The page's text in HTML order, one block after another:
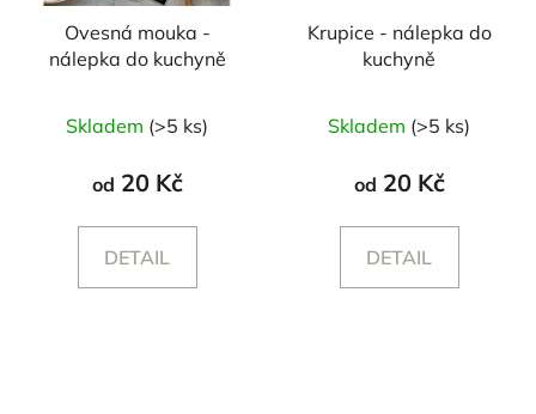
Ovesná mouka -
nálepka do kuchyně
Skladem (>5 ks)
od 20 Kč
DETAIL
Krupice - nálepka do
kuchyně
Skladem (>5 ks)
od 20 Kč
DETAIL